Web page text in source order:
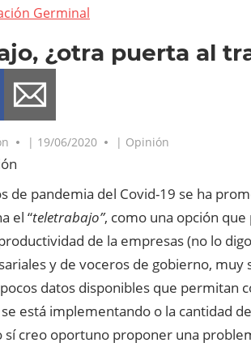
Germinal
¿otra puerta al
| 19/06/2020 | Opinión
de pandemia del Covid-19 se ha
el “teletrabajo”, como una opción
de la empresas (no lo
y de voceros de gobierno, muy
datos disponibles que permitan
está implementando o la cantidad
sí creo oportuno proponer una